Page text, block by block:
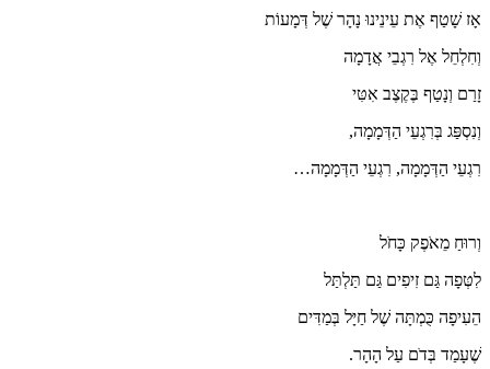
אָז שָׁטַף אֶת עֵינֵינוּ נָהָר שֶׁל דְּמָעוֹת
וְחִלְחֵל אֶל רִגְבֵי אֲדָמָה
זָרַם וְנָטַף בֶּקֶצֶב אִטִּי
וְנִסְפַּג בְּרִגְעֵי הַדְּמָמָה,
רִגְעֵי הַדְּמָמָה, רִגְעֵי הַדְּמָמָה…
וְרוּחַ מֵאֹפֶק כָּחֹל
לִטְּפָה גַּם זִיפִים גַּם תַּלְתַּל
הֵעִיפָה כֻּמְתָּה שֶׁל חַיָּל בְּמַדִּים
שֶׁעָמַד בְּדֹם עַל הָהָר.